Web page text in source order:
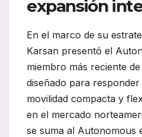
expansión
En el marco de su
Karsan presentó el
miembro más reciente
diseñado para responder
movilidad compacta y
en el mercado
se suma al Autonomous